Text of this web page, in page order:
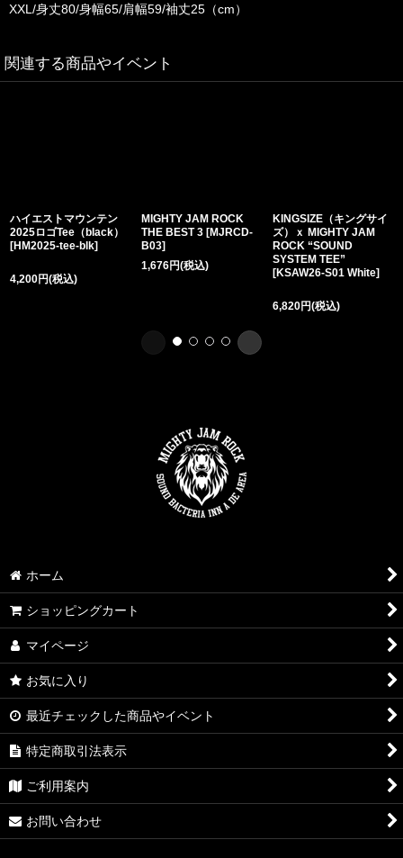
XXL/身丈80/身幅65/肩幅59/袖丈25（cm）
関連する商品やイベント
ハイエストマウンテン
2025ロゴTee（black）
[HM2025-tee-blk]
4,200円(税込)
MIGHTY JAM ROCK
THE BEST 3 [MJRCD-
B03]
1,676円(税込)
KINGSIZE（キングサイ
ズ）ｘ MIGHTY JAM
ROCK “SOUND
SYSTEM TEE”
[KSAW26-S01 White]
6,820円(税込)
ホーム
ショッピングカート
マイページ
お気に入り
最近チェックした商品やイベント
特定商取引法表示
ご利用案内
お問い合わせ